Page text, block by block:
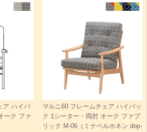
ア ハイバ
ーク ファ
マルニ60 フレームチェア ハイバッ
ク 1シーター・両肘 オーク ファブ
リック M-06（ミナペルホネン dop-